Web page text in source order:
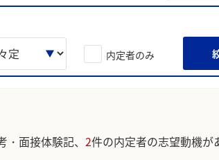
内定者のみ
・面接体験記、 2件の内定者の志望動機が